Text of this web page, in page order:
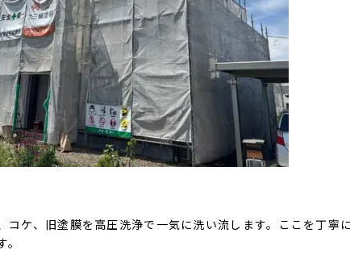
コケ、旧塗膜を高圧洗浄で一気に洗い流します。ここを丁寧